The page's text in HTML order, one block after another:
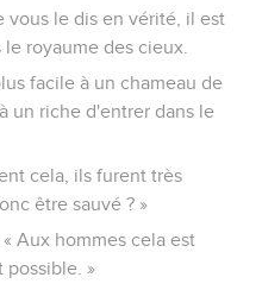
vous le dis en vérité, il est
royaume des cieux.
facile à un chameau de
un riche d'entrer dans le
cela, ils furent très
être sauvé ? »
Aux hommes cela est
possible. »